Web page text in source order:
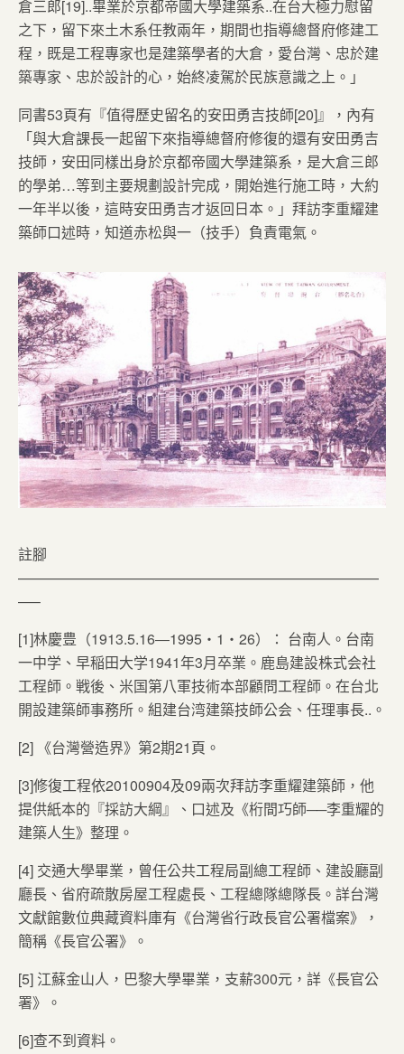
倉三郎[19]..畢業於京都帝國大學建築系..在台大極力慰留
之下，留下來土木系任教兩年，期間也指導總督府修建工
程，既是工程專家也是建築學者的大倉，愛台灣、忠於建
築專家、忠於設計的心，始終凌駕於民族意識之上。」
同書53頁有『值得歷史留名的安田勇吉技師[20]』，內有
「與大倉課長一起留下來指導總督府修復的還有安田勇吉
技師，安田同樣出身於京都帝國大學建築系，是大倉三郎
的學弟…等到主要規劃設計完成，開始進行施工時，大約
一年半以後，這時安田勇吉才返回日本。」拜訪李重耀建
築師口述時，知道赤松與一（技手）負責電氣。
註腳
—————————————————————————
—–
[1]林慶豊（1913.5.16―1995・1・26）： 台南人。台南
一中学、早稲田大学1941年3月卒業。鹿島建設株式会社
工程師。戦後、米国第八軍技術本部顧問工程師。在台北
開設建築師事務所。組建台湾建築技師公会、任理事長..。
[2] 《台灣營造界》第2期21頁。
[3]修復工程依20100904及09兩次拜訪李重耀建築師，他
提供紙本的『採訪大綱』、口述及《桁間巧師──李重耀的
建築人生》整理。
[4] 交通大學畢業，曾任公共工程局副總工程師、建設廳副
廳長、省府疏散房屋工程處長、工程總隊總隊長。詳台灣
文獻館數位典藏資料庫有《台灣省行政長官公署檔案》，
簡稱《長官公署》。
[5] 江蘇金山人，巴黎大學畢業，支薪300元，詳《長官公
署》。
[6]查不到資料。